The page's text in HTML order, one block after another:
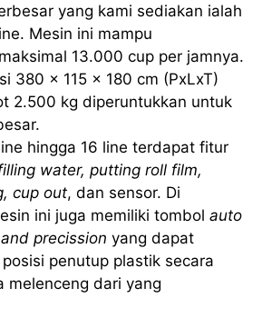
yang kami sediakan ialah
Mesin ini mampu
13.000 cup per jamnya.
380 x 115 x 180 cm (PxLxT)
2.500 kg diperuntukkan untuk
hingga 16 line terdapat fitur
water, putting roll film,
cup out, dan sensor. Di
ini juga memiliki tombol auto
precission yang dapat
penutup plastik secara
melenceng dari yang